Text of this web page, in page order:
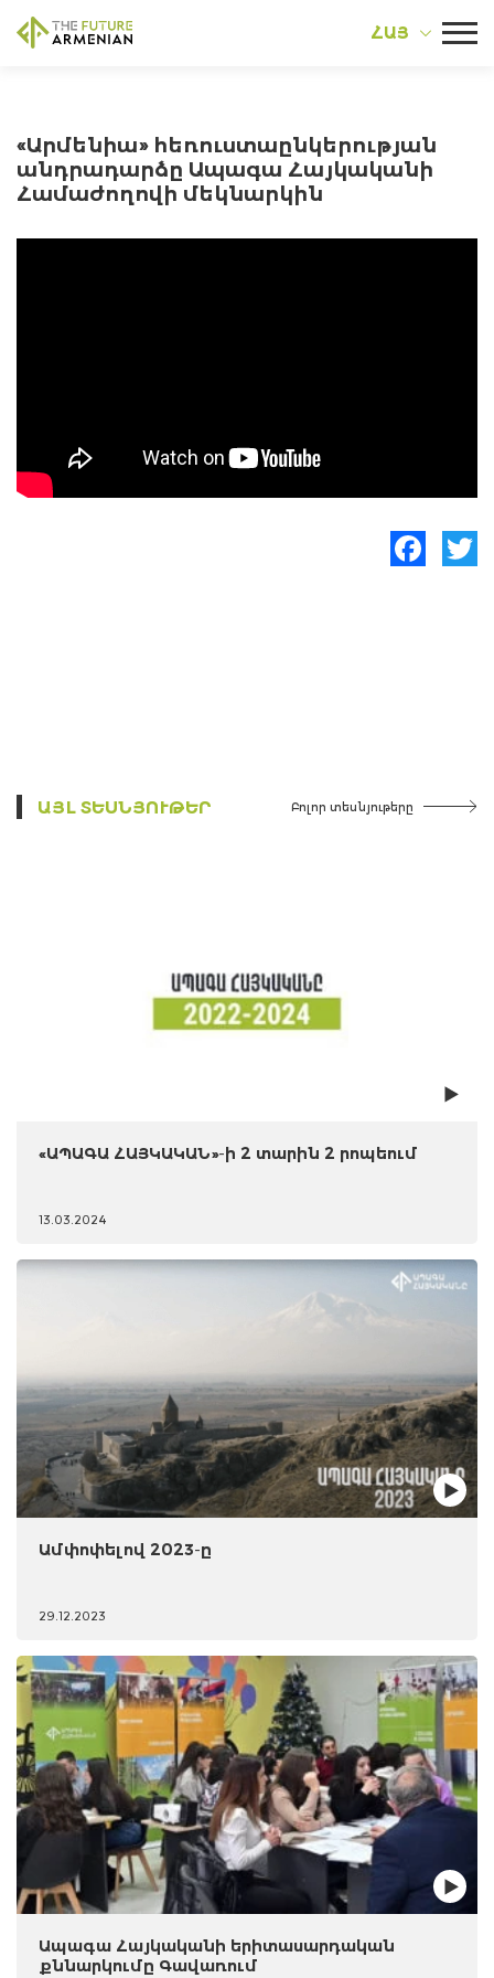
ՀԱՅ
«Արմենիա» հեռուստաընկերության
անդրադարձը Ապագա Հայկականի
Համաժողովի մեկնարկին
ԱՅԼ ՏԵՍՆՅՈՒԹԵՐ Բոլոր տեսնյութերը
«ԱՊԱԳԱ ՀԱՅԿԱԿԱՆ»-ի 2 տարին 2 րոպեում
13.03.2024
Ամփոփելով 2023-ը
29.12.2023
Ապագա Հայկականի երիտասարդական
քննարկումը Գավառում